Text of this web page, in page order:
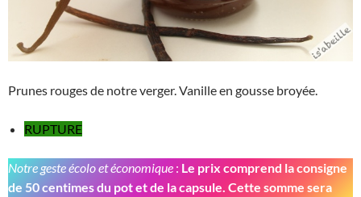
Prunes rouges de notre verger. Vanille en gousse broyée.
RUPTURE
Notre geste écolo et économique : Le prix comprend la consigne
de 50 centimes du pot et de la capsule. Cette somme sera